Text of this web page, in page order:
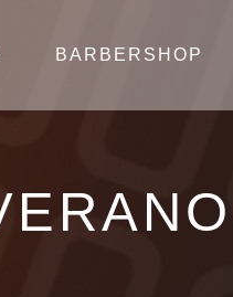
BARBERSHOP